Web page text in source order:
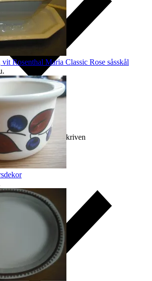
varan inte är som beskriven
vit Rosenthal Maria Classic Rose såsskål
.